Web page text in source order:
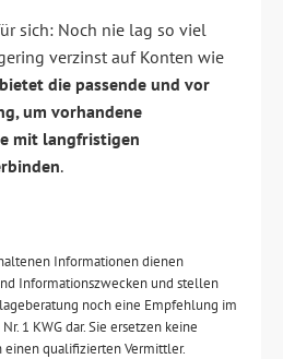
sich: Noch nie lag so viel
verzinst auf Konten wie
die passende und vor
um vorhandene
mit langfristigen
.
Informationen dienen
Informationszwecken und stellen
noch eine Empfehlung im
1 KWG dar. Sie ersetzen keine
einen qualifizierten Vermittler.